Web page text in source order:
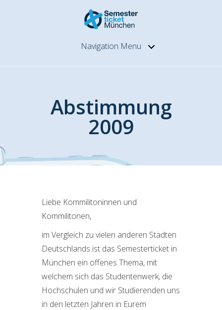
Navigation Menu
Abstimmung
2009
Liebe Kommilitoninnen und
Kommilitonen,
im Vergleich zu vielen anderen Städten
Deutschlands ist das Semesterticket in
München ein offenes Thema, mit
welchem sich das Studentenwerk, die
Hochschulen und wir Studierenden uns
in den letzten Jahren in Eurem